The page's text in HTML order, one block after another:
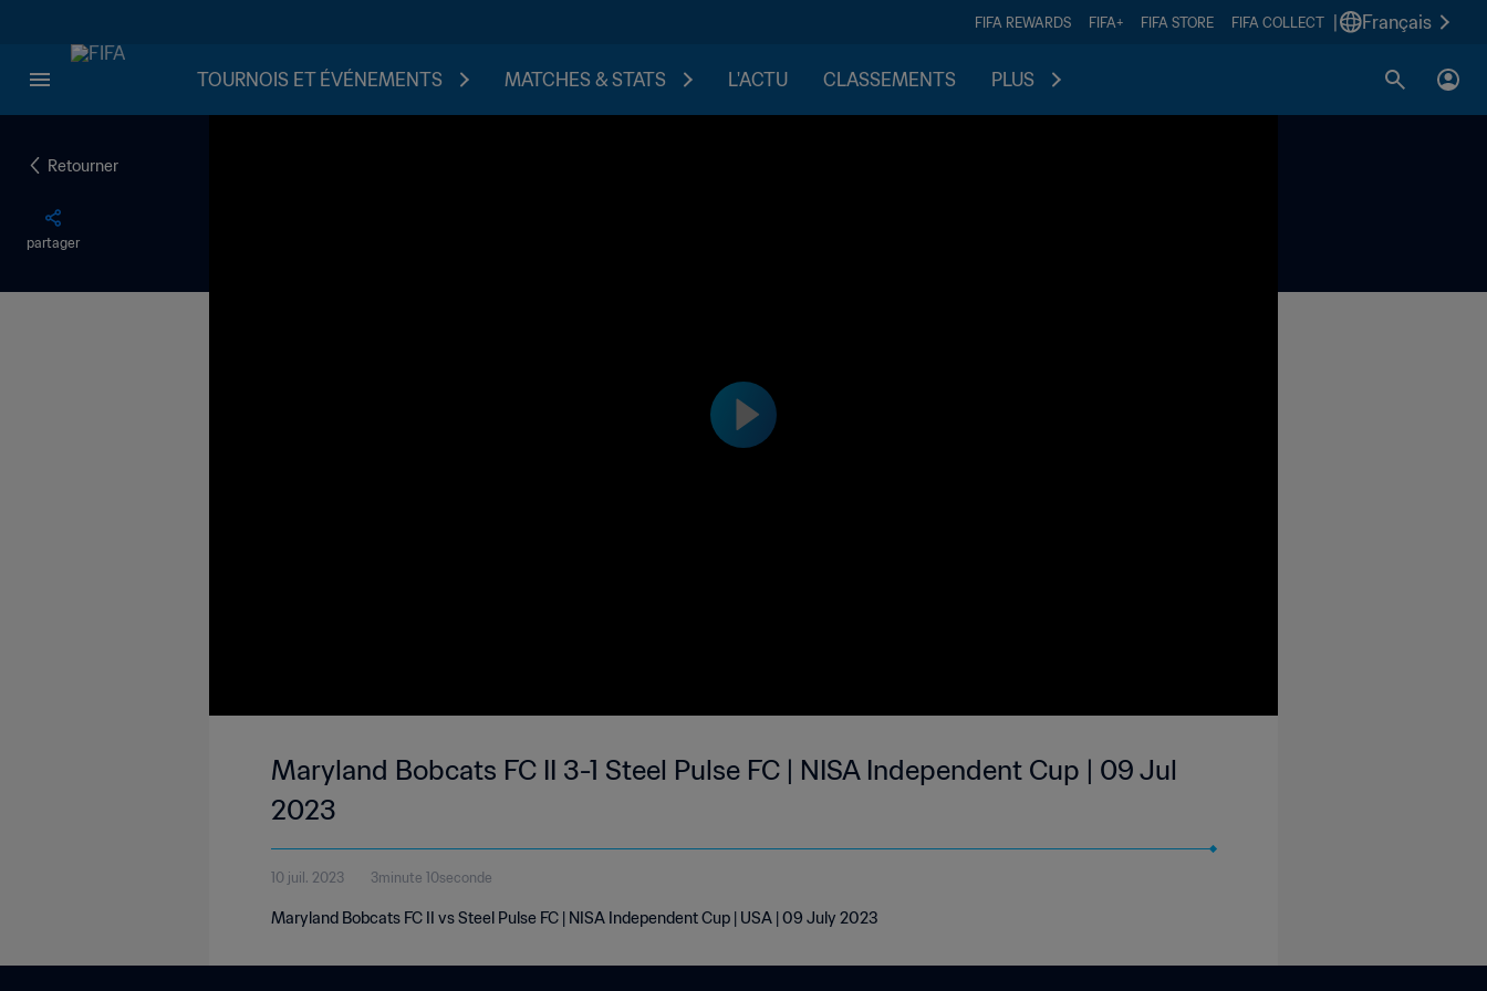
FIFA REWARDS FIFA+ FIFA STORE FIFA COLLECT Français
TOURNOIS ET ÉVÉNEMENTS MATCHES & STATS L'ACTU CLASSEMENTS PLUS
Retourner
partager
Maryland Bobcats FC II 3-1 Steel Pulse FC | NISA Independent Cup | 09 Jul
2023
10 juil. 2023 3minute 10seconde
Maryland Bobcats FC II vs Steel Pulse FC | NISA Independent Cup | USA | 09 July 2023